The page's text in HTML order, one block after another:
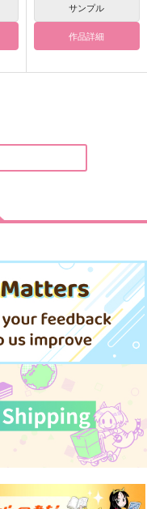
星だったもの
HALLOWEEN
787円
サンプル
作品詳細